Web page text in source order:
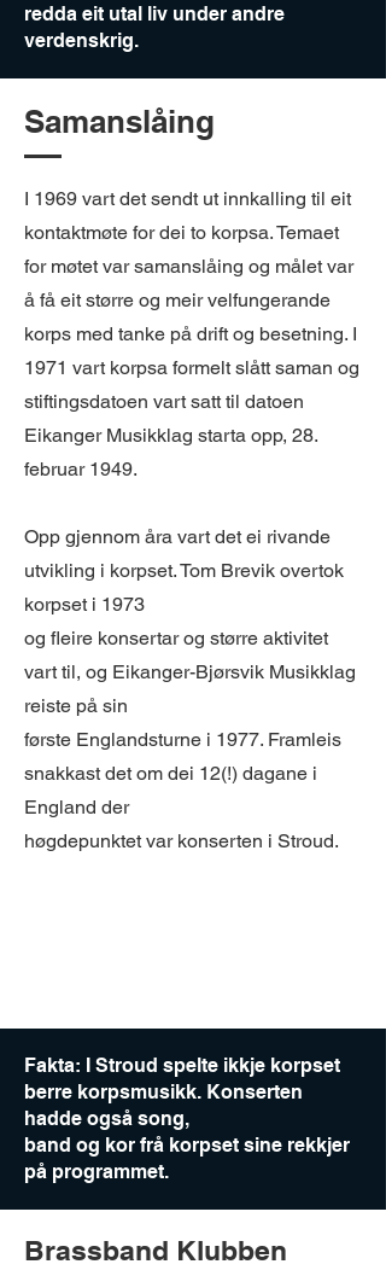
redda eit utal liv under andre
verdenskrig.
Samanslåing
I 1969 vart det sendt ut innkalling til eit
kontaktmøte for dei to korpsa. Temaet
for møtet var samanslåing og målet var
å få eit større og meir velfungerande
korps med tanke på drift og besetning. I
1971 vart korpsa formelt slått saman og
stiftingsdatoen vart satt til datoen
Eikanger Musikklag starta opp, 28.
februar 1949.
Opp gjennom åra vart det ei rivande
utvikling i korpset. Tom Brevik overtok
korpset i 1973
og fleire konsertar og større aktivitet
vart til, og Eikanger-Bjørsvik Musikklag
reiste på sin
første Englandsturne i 1977. Framleis
snakkast det om dei 12(!) dagane i
England der
høgdepunktet var konserten i Stroud.
Fakta: I Stroud spelte ikkje korpset
berre korpsmusikk. Konserten
hadde også song,
band og kor frå korpset sine rekkjer
på programmet.
Brassband Klubben